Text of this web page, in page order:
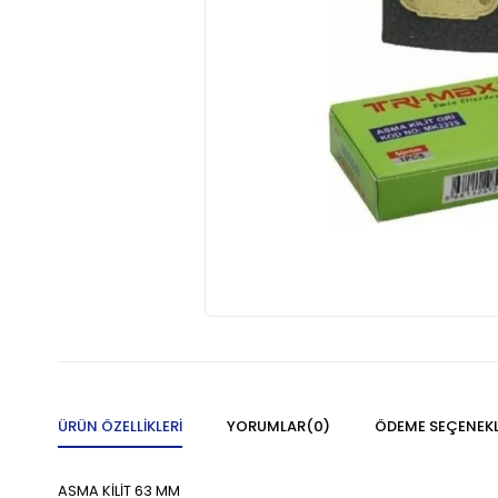
ÜRÜN ÖZELLIKLERI YORUMLAR(0) ÖDEME
ASMA KİLİT 63 MM